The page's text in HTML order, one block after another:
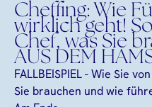
Cheffing: Wie
wirklich geht!
Chef, was Sie
AUS DEM
FALLBEISPIEL - Wie Sie
Sie brauchen und wie